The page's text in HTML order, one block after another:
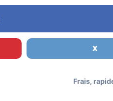
X
Frais,